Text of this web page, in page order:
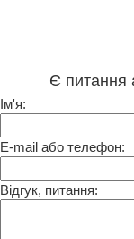
Є питання
Ім'я:
E-mail або телефон:
Відгук, питання: